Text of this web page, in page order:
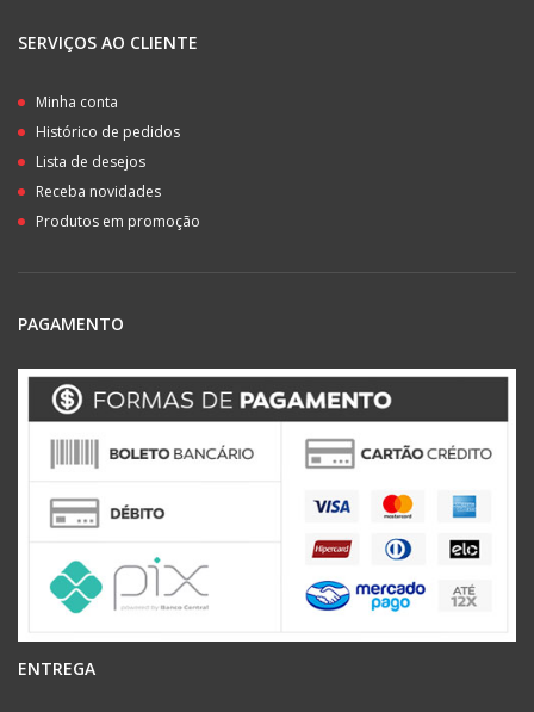
SERVIÇOS AO CLIENTE
Minha conta
Histórico de pedidos
Lista de desejos
Receba novidades
Produtos em promoção
PAGAMENTO
ENTREGA